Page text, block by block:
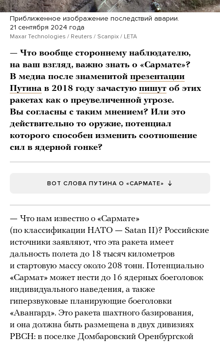
Приближенное изображение последствий аварии.
21 сентября 2024 года
Maxar Technologies / Reuters / Scanpix / LETA
— Что вообще стороннему наблюдателю,
на ваш взгляд, важно знать о «Сармате»?
В медиа после знаменитой презентации
Путина в 2018 году зачастую пишут об этих
ракетах как о преувеличенной угрозе.
Вы согласны с таким мнением? Или это
действительно то оружие, потенциал
которого способен изменить соотношение
сил в ядерной гонке?
ВОТ СЛОВА ПУТИНА О «САРМАТЕ»
— Что нам известно о «Сармате»
(по классификации НАТО — Satan II)? Российские
источники заявляют, что эта ракета имеет
дальность полета до 18 тысяч километров
и стартовую массу около 208 тонн. Потенциально
«Сармат» может нести до 16 ядерных боеголовок
индивидуального наведения, а также
гиперзвуковые планирующие боеголовки
«Авангард». Это ракета шахтного базирования,
и она должна быть размещена в двух дивизиях
РВСН: в поселке Домбаровский Оренбургской